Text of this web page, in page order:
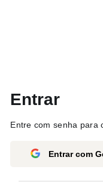
Entrar
Entre com senha para
Entrar com